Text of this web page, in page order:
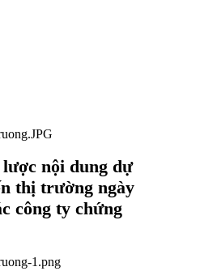
nội dung dự
thị trường ngày
công ty chứng